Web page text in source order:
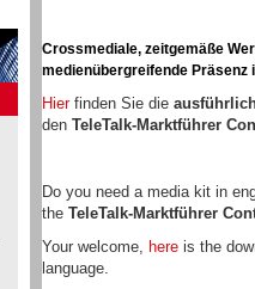
Crossmediale, zeitgemäße
medienübergreifende Präsenz
Hier finden Sie die
den TeleTalk-Marktführer
Do you need a media kit in
the TeleTalk-Marktführer
Your welcome, here is the
language.